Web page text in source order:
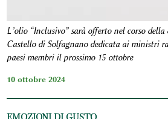
L’olio “Inclusivo” sarà offerto nel corso della
Castello di Solfagnano dedicata ai ministri
paesi membri il prossimo 15 ottobre
10 ottobre 2024